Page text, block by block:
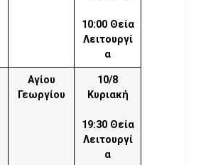
10:00 Θεία
Λειτουργί
α
Αγίου
Γεωργίου
10/8
Κυριακή
19:30 Θεία
Λειτουργί
α